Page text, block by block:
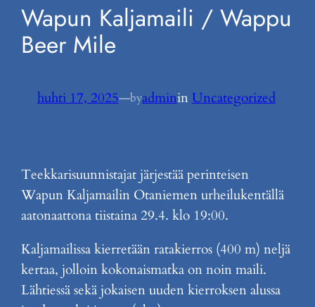
Wapun Kaljamaili / Wappu
Beer Mile
huhti 17, 2025—byadminin Uncategorized
Teekkarisuunnistajat järjestää perinteisen
Wapun Kaljamailin Otaniemen urheilukentällä
aatonaattona tiistaina 29.4. klo 19:00.
Kaljamailissa kierretään ratakierros (400 m) neljä
kertaa, jolloin kokonaismatka on noin maili.
Lähtiessä sekä jokaisen uuden kierroksen alussa